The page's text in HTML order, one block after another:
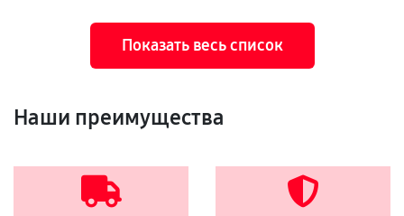
Показать весь список
Наши преимущества